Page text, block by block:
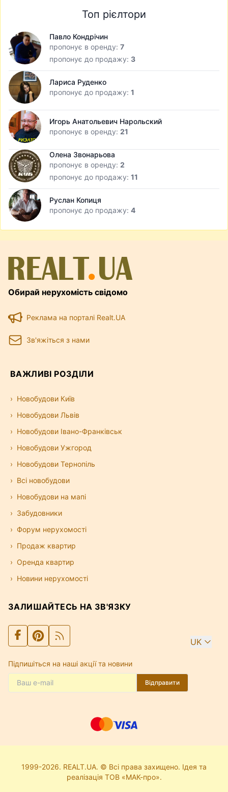
Топ рієлтори
Павло Кондрічин
пропонує в оренду: 7
пропонує до продажу: 3
Лариса Руденко
пропонує до продажу: 1
Игорь Анатольевич Нарольский
пропонує в оренду: 21
Олена Звонарьова
пропонує в оренду: 2
пропонує до продажу: 11
Руслан Копиця
пропонує до продажу: 4
Обирай нерухомість свідомо
Реклама на порталі Realt.UA
Зв'яжіться з нами
ВАЖЛИВІ РОЗДІЛИ
Новобудови Київ
Новобудови Львів
Новобудови Івано-Франківськ
Новобудови Ужгород
Новобудови Тернопіль
Всі новобудови
Новобудови на мапі
Забудовники
Форум нерухомості
Продаж квартир
Оренда квартир
Новини нерухомості
ЗАЛИШАЙТЕСЬ НА ЗВ'ЯЗКУ
UK
Підпишіться на наші акції та новини
Відправити
1999-2026. REALT.UA. © Всі права захищено. Ідея та
реалізація ТОВ «МАК-про».